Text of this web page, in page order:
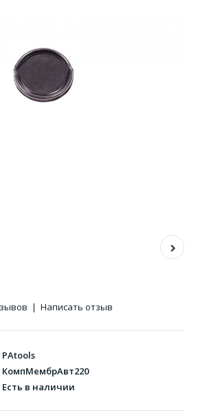
| Написать отзыв
PAtools
КомпМембрАвт220
Есть в наличии